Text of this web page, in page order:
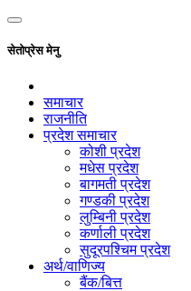
सेतोप्रेस मेनु
समाचार
राजनीति
प्रदेश समाचार
कोशी प्रदेश
मधेस प्रदेश
बागमती प्रदेश
गण्डकी प्रदेश
लुम्बिनी प्रदेश
कर्णाली प्रदेश
सुदूरपश्चिम प्रदेश
अर्थ/वाणिज्य
बैंक/बित्त